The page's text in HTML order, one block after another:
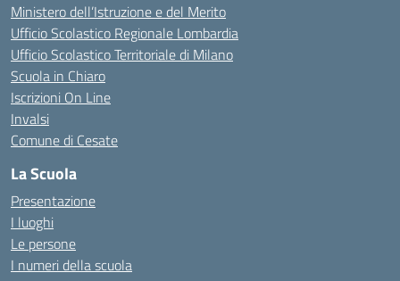
Ministero dell’Istruzione e del Merito
Ufficio Scolastico Regionale Lombardia
Ufficio Scolastico Territoriale di Milano
Scuola in Chiaro
Iscrizioni On Line
Invalsi
Comune di Cesate
La Scuola
Presentazione
I luoghi
Le persone
I numeri della scuola